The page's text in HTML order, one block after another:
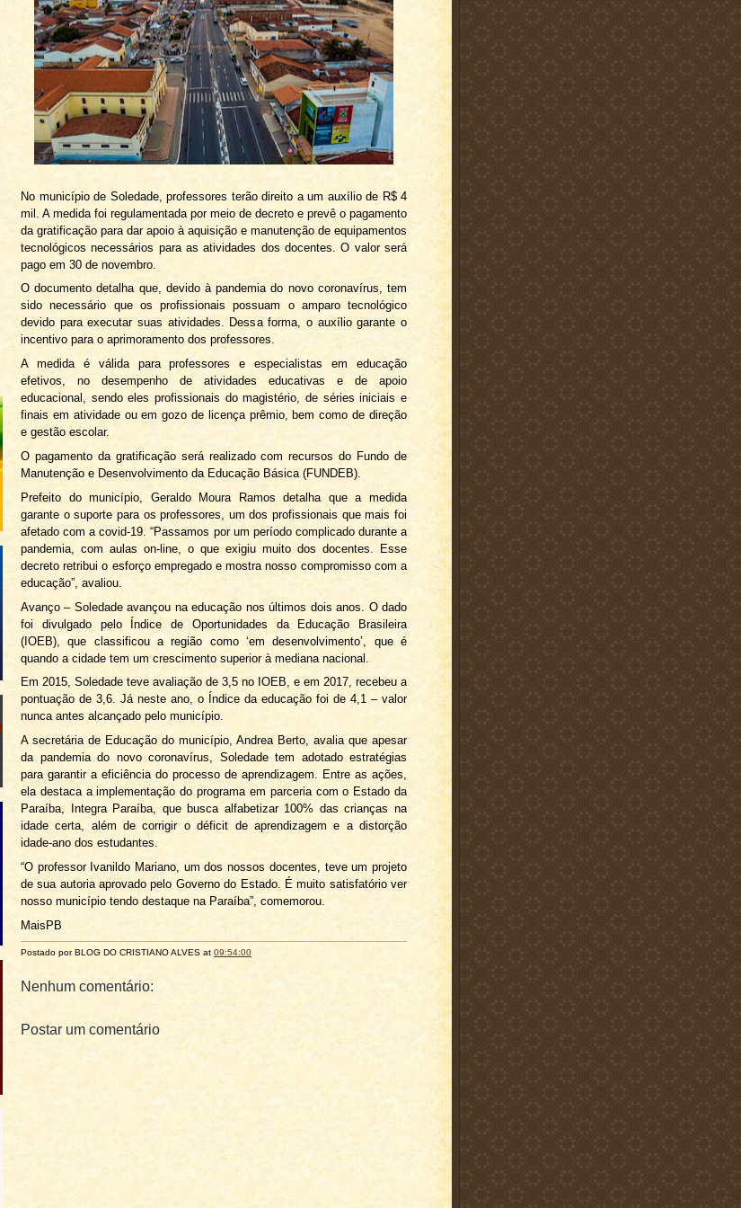
No município de Soledade, professores terão direito a um auxílio de R$ 4
mil. A medida foi regulamentada por meio de decreto e prevê o pagamento
da gratificação para dar apoio à aquisição e manutenção de equipamentos
tecnológicos necessários para as atividades dos docentes. O valor será
pago em 30 de novembro.
O documento detalha que, devido à pandemia do novo coronavírus, tem
sido necessário que os profissionais possuam o amparo tecnológico
devido para executar suas atividades. Dessa forma, o auxílio garante o
incentivo para o aprimoramento dos professores.
A medida é válida para professores e especialistas em educação
efetivos, no desempenho de atividades educativas e de apoio
educacional, sendo eles profissionais do magistério, de séries iniciais e
finais em atividade ou em gozo de licença prêmio, bem como de direção
e gestão escolar.
O pagamento da gratificação será realizado com recursos do Fundo de
Manutenção e Desenvolvimento da Educação Básica (FUNDEB).
Prefeito do município, Geraldo Moura Ramos detalha que a medida
garante o suporte para os professores, um dos profissionais que mais foi
afetado com a covid-19. “Passamos por um período complicado durante a
pandemia, com aulas on-line, o que exigiu muito dos docentes. Esse
decreto retribui o esforço empregado e mostra nosso compromisso com a
educação”, avaliou.
Avanço – Soledade avançou na educação nos últimos dois anos. O dado
foi divulgado pelo Índice de Oportunidades da Educação Brasileira
(IOEB), que classificou a região como ‘em desenvolvimento’, que é
quando a cidade tem um crescimento superior à mediana nacional.
Em 2015, Soledade teve avaliação de 3,5 no IOEB, e em 2017, recebeu a
pontuação de 3,6. Já neste ano, o Índice da educação foi de 4,1 – valor
nunca antes alcançado pelo município.
A secretária de Educação do município, Andrea Berto, avalia que apesar
da pandemia do novo coronavírus, Soledade tem adotado estratégias
para garantir a eficiência do processo de aprendizagem. Entre as ações,
ela destaca a implementação do programa em parceria com o Estado da
Paraíba, Integra Paraíba, que busca alfabetizar 100% das crianças na
idade certa, além de corrigir o déficit de aprendizagem e a distorção
idade-ano dos estudantes.
“O professor Ivanildo Mariano, um dos nossos docentes, teve um projeto
de sua autoria aprovado pelo Governo do Estado. É muito satisfatório ver
nosso município tendo destaque na Paraíba”, comemorou.
MaisPB
Postado por BLOG DO CRISTIANO ALVES at 09:54:00
Nenhum comentário:
Postar um comentário